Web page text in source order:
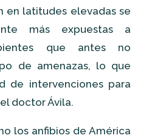
en latitudes elevadas se
más expuestas a
que antes no
de amenazas, lo que
de intervenciones para
doctor Ávila.
los anfibios de América